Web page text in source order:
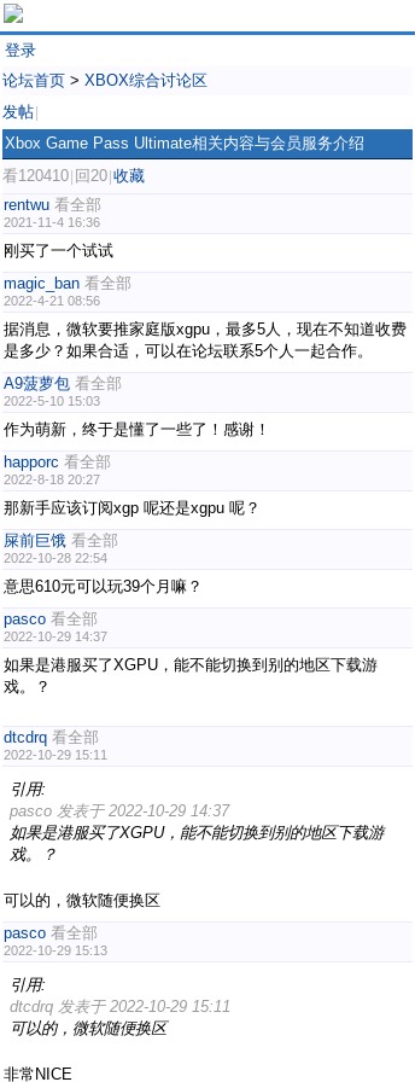
登录
论坛首页 > XBOX综合讨论区
发帖
Xbox Game Pass Ultimate相关内容与会员服务介绍
看120410 回20 收藏
rentwu 看全部
2021-11-4 16:36
刚买了一个试试
magic_ban 看全部
2022-4-21 08:56
据消息，微软要推家庭版xgpu，最多5人，现在不知道收费
是多少？如果合适，可以在论坛联系5个人一起合作。
A9菠萝包 看全部
2022-5-10 15:03
作为萌新，终于是懂了一些了！感谢！
happorc 看全部
2022-8-18 20:27
那新手应该订阅xgp 呢还是xgpu 呢？
屎前巨饿 看全部
2022-10-28 22:54
意思610元可以玩39个月嘛？
pasco 看全部
2022-10-29 14:37
如果是港服买了XGPU，能不能切换到别的地区下载游
戏。？
dtcdrq 看全部
2022-10-29 15:11
引用:
pasco 发表于 2022-10-29 14:37
如果是港服买了XGPU，能不能切换到别的地区下载游
戏。？
可以的，微软随便换区
pasco 看全部
2022-10-29 15:13
引用:
dtcdrq 发表于 2022-10-29 15:11
可以的，微软随便换区
非常NICE